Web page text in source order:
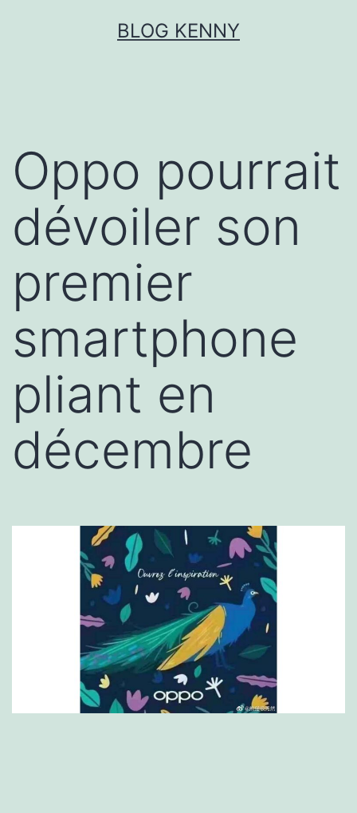
BLOG KENNY
Oppo pourrait
dévoiler son
premier
smartphone
pliant en
décembre